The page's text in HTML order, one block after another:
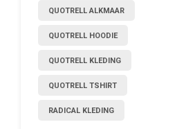
QUOTRELL ALKMAAR
QUOTRELL HOODIE
QUOTRELL KLEDING
QUOTRELL TSHIRT
RADICAL KLEDING